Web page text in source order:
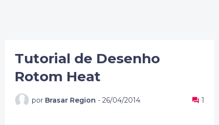
Tutorial de Desenho
Rotom Heat
por Brasar Region - 26/04/2014 1